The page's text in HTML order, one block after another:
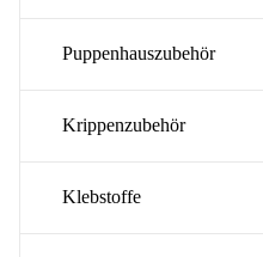
Puppenhauszubehör
Krippenzubehör
Klebstoffe